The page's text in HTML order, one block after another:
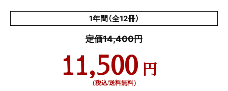
1年間（全12冊）
定価14,400円
11,500 円
（税込/送料無料）